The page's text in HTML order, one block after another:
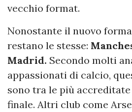
vecchio format.
Nonostante il nuovo
restano le stesse:
Madrid. Secondo molti
appassionati di calcio,
sono tra le più
finale. Altri club come